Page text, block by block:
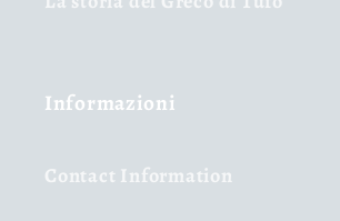
Informazioni
Contact Information